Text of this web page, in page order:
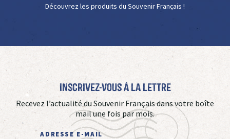
Découvrez les produits du Souvenir Français !
Inscrivez-vous à La Lettre
Recevez l’actualité du Souvenir Français dans votre boîte
mail une fois par mois.
ADRESSE E-MAIL